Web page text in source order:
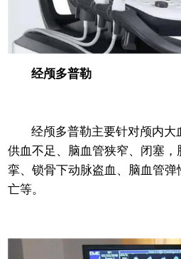
经颅多普勒
经颅多普勒主要针对颅内大
供血不足、脑血管狭窄、闭塞
挛、锁骨下动脉盗血、脑血管
亡等。